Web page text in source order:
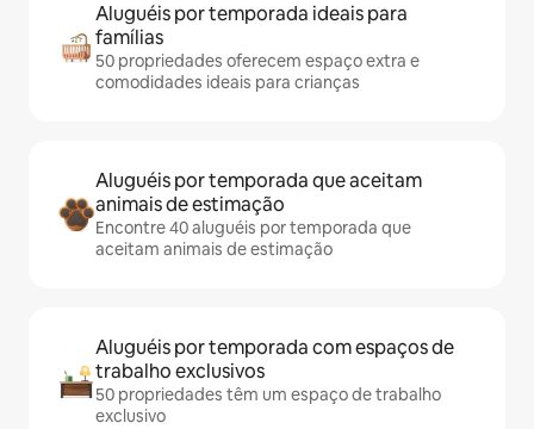
Aluguéis por temporada ideais para
famílias
50 propriedades oferecem espaço extra e
comodidades ideais para crianças
Aluguéis por temporada que aceitam
animais de estimação
Encontre 40 aluguéis por temporada que
aceitam animais de estimação
Aluguéis por temporada com espaços de
trabalho exclusivos
50 propriedades têm um espaço de trabalho
exclusivo